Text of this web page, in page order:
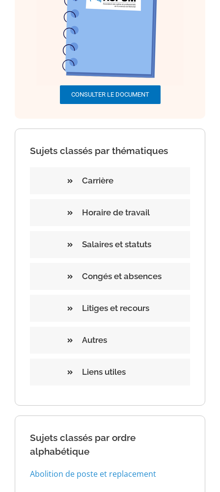
CONSULTER LE DOCUMENT
Sujets classés par thématiques
Carrière
Horaire de travail
Salaires et statuts
Congés et absences
Litiges et recours
Autres
Liens utiles
Sujets classés par ordre
alphabétique
Abolition de poste et replacement